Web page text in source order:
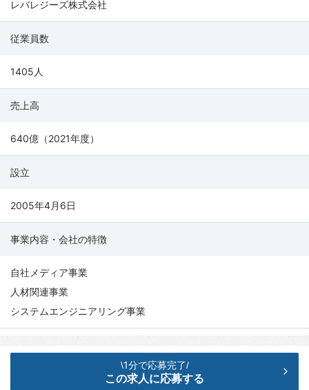
ジ
の
レバレジーズ株式会社
従業員数
1405人
売上高
640億（2021年度）
設立
2005年4月6日
事業内容・会社の特徴
自社メディア事業
人材関連事業
システムエンジニアリング事業
\1分で応募完了/
この求人に応募する